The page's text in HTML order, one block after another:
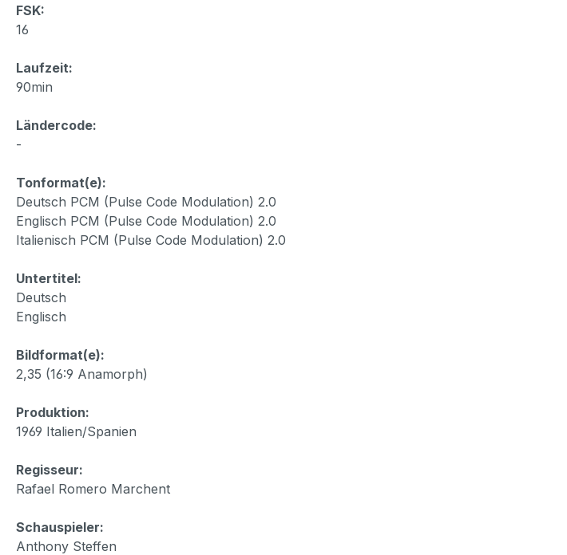
FSK:
16
Laufzeit:
90min
Ländercode:
-
Tonformat(e):
Deutsch PCM (Pulse Code Modulation) 2.0
Englisch PCM (Pulse Code Modulation) 2.0
Italienisch PCM (Pulse Code Modulation) 2.0
Untertitel:
Deutsch
Englisch
Bildformat(e):
2,35 (16:9 Anamorph)
Produktion:
1969 Italien/Spanien
Regisseur:
Rafael Romero Marchent
Schauspieler:
Anthony Steffen